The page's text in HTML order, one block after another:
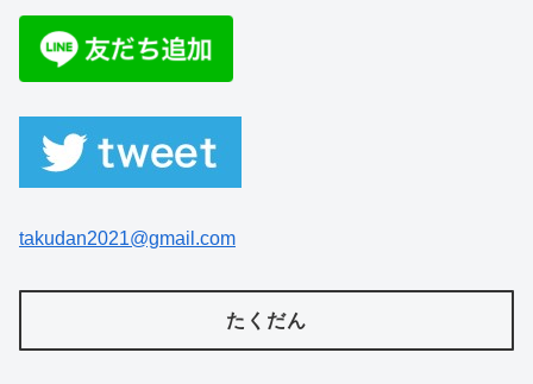
takudan2021@gmail.com
たくだん